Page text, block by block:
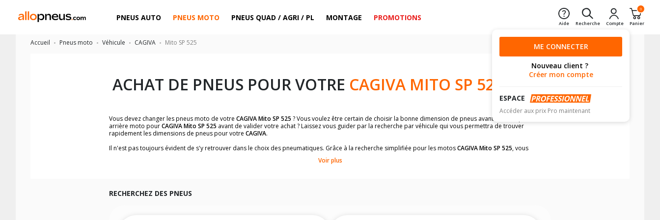
PNEUS AUTO PNEUS MOTO PNEUS QUAD / AGRI / PL MONTAGE PROMOTIONS
Aide Recherche Compte
0
Panier
ME CONNECTER
Nouveau client ?
Créer mon compte
ESPACE
Accéder aux prix Pro maintenant
Accueil Pneus moto Véhicule CAGIVA Mito SP 525
ACHAT DE PNEUS POUR VOTRE CAGIVA MITO SP 525
Vous devez changer les pneus moto de votre CAGIVA Mito SP 525 ? Vous voulez être certain de choisir la bonne dimension de pneus avant moto et pneus
arrière moto pourCAGIVA Mito SP 525 avant de valider votre achat ? Laissez vous guider par la recherche par véhicule qui vous permettra de trouver
rapidement les dimensions de pneus pour votre CAGIVA.
Il n'est pas toujours évident de s'y retrouver dans le choix des pneumatiques. Grâce à la recherche simplifiée pour les motosCAGIVA Mito SP 525, vous
Vous ne savez pas comment trouver les dimensions de vos pneus ? Ces informations sont indiquées sur le flanc des pneumatiques, dans le carnet de bord de
facilement.
Voir plus
RECHERCHEZ DES PNEUS